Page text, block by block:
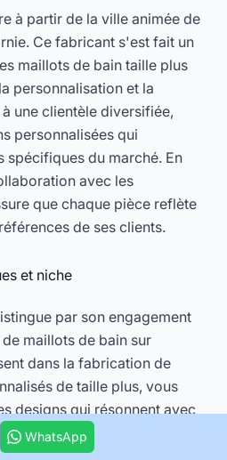
à partir de la ville animée de
Ce fabricant s'est fait un
maillots de bain taille plus
personnalisation et la
une clientèle diversifiée,
personnalisées qui
spécifiques du marché. En
avec les
que chaque pièce reflète
de ses clients.
et niche
par son engagement
maillots de bain sur
dans la fabrication de
de taille plus, vous
designs qui résonnent avec
Cette flexibilité est
qui cherchent à offrir
WhatsApp